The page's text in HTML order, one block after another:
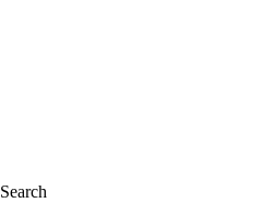
Search